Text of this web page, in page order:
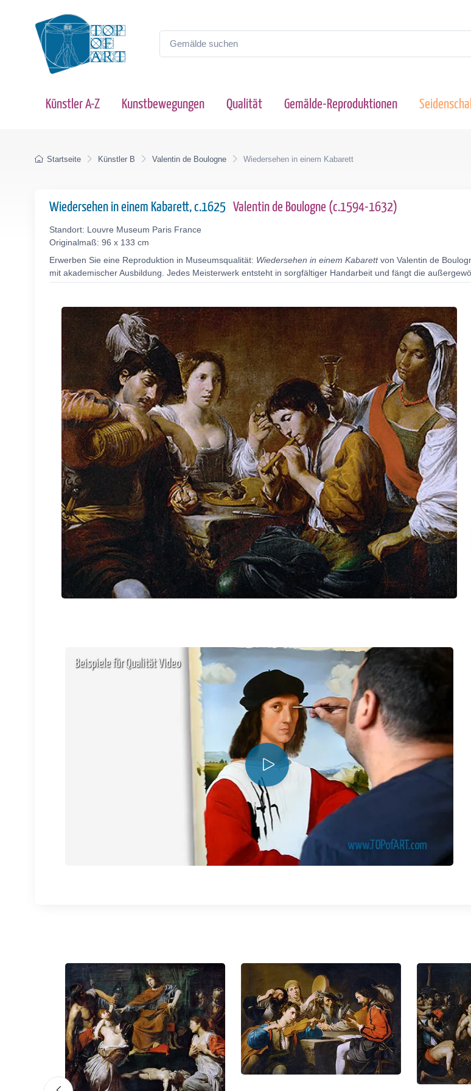
Künstler A-Z Kunstbewegungen Qualität Gemälde-Reproduktionen
Startseite Künstler B Valentin de Boulogne Wiedersehen in einem Kabarett
Wiedersehen in einem Kabarett, c.1625 Valentin de Boulogne (c.1594-1632)
Standort: Louvre Museum Paris France
Originalmaß: 96 x 133 cm
Erwerben Sie eine Reproduktion in Museumsqualität: Wiedersehen in einem Kabarettvon Valentin de
mit akademischer Ausbildung. Jedes Meisterwerk entsteht in sorgfältiger Handarbeit und fängt die
Beispiele für Qualität Video